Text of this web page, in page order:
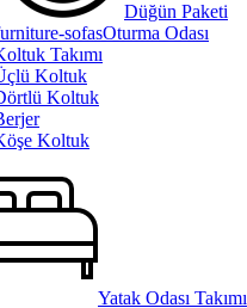
Düğün Paketi
Oturma Odası
Takımı
Koltuk
Koltuk
Koltuk
Yatak Odası Takımı